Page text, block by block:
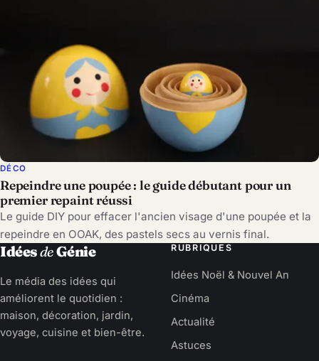
DÉCO
Repeindre une poupée : le guide débutant pour un
premier repaint réussi
Le guide DIY pour effacer l'ancien visage d'une poupée et la
repeindre en OOAK, des pastels secs au vernis final.
IdéesdeGénie
Le média des idées qui
améliorent le quotidien :
maison, décoration, jardin,
voyage, cuisine et bien-être.
RUBRIQUES
Idées Noël & Nouvel An
Cinéma
Actualité
Astuces